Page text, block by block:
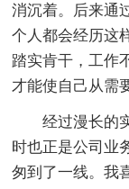
消沉着。后来通
个人都会经历这
踏实肯干，工作
才能使自己从需
经过漫长的
时也正是公司业
匆到了一线。我